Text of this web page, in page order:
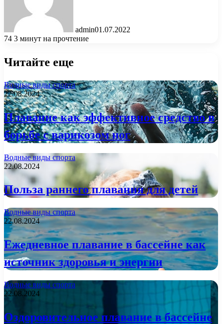
admin01.07.2022
74 3 минут на прочтение
Читайте еще
Водные виды спорта
22.08.2024
Плавание как эффективное средство в
борьбе с варикозом ног
Водные виды спорта
22.08.2024
Польза раннего плавания для детей
Водные виды спорта
22.08.2024
Ежедневное плавание в бассейне как
источник здоровья и энергии
Водные виды спорта
22.08.2024
Оздоровительное плавание в бассейне